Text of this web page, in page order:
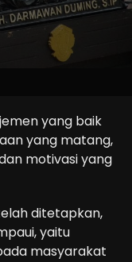
yang baik
yang matang,
motivasi yang
ditetapkan,
yaitu
masyarakat